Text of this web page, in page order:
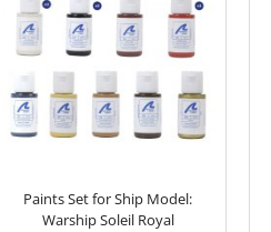
Paints Set for Ship Model:
Warship Soleil Royal